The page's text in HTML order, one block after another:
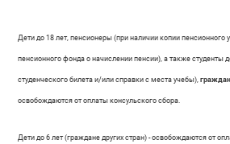
Дети до 18 лет, пенсионеры (при наличии копии пенсионного
пенсионного фонда о начислении пенсии), а также студенты
студенческого билета и/или справки с места учебы),
освобождаются от оплаты консульского сбора.
Дети до 6 лет (граждане других стран) - освобождаются от